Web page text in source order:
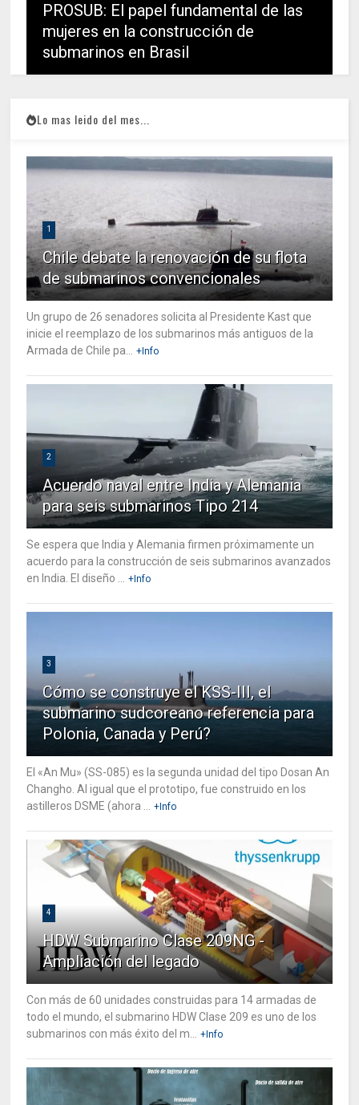
PROSUB: El papel fundamental de las
mujeres en la construcción de
submarinos en Brasil
Lo mas leido del mes...
1
Chile debate la renovación de su flota
de submarinos convencionales
Un grupo de 26 senadores solicita al Presidente Kast que
inicie el reemplazo de los submarinos más antiguos de la
Armada de Chile pa...
+Info
2
Acuerdo naval entre India y Alemania
para seis submarinos Tipo 214
Se espera que India y Alemania firmen próximamente un
acuerdo para la construcción de seis submarinos avanzados
en India. El diseño ...
+Info
3
Cómo se construye el KSS-III, el
submarino sudcoreano referencia para
Polonia, Canada y Perú?
El «An Mu» (SS-085) es la segunda unidad del tipo Dosan An
Changho. Al igual que el prototipo, fue construido en los
astilleros DSME (ahora ...
+Info
4
HDW Submarino Clase 209NG -
Ampliación del legado
Con más de 60 unidades construidas para 14 armadas de
todo el mundo, el submarino HDW Clase 209 es uno de los
submarinos con más éxito del m...
+Info